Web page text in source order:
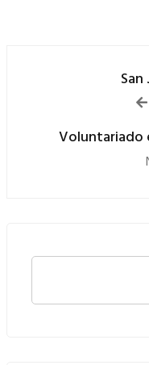
Voluntariado